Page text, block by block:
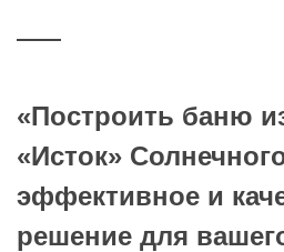
«Построить баню
«Исток»
эффективное и
решение для